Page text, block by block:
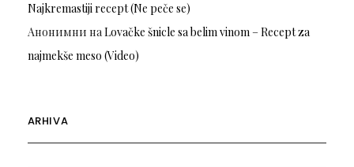
Najkremastiji recept (Ne peče se)
Анонимни наLovačke šnicle sa belim vinom – Recept za
najmekše meso (Video)
ARHIVA